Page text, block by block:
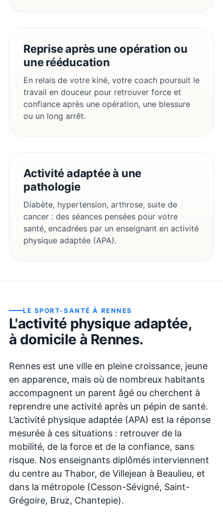
Reprise après une opération ou
une rééducation
En relais de votre kiné, votre coach poursuit le
travail en douceur pour retrouver force et
confiance après une opération, une blessure
ou un long arrêt.
Activité adaptée à une
pathologie
Diabète, hypertension, arthrose, suite de
cancer : des séances pensées pour votre
santé, encadrées par un enseignant en activité
physique adaptée (APA).
LE SPORT-SANTÉ À RENNES
L'activité physique adaptée,
à domicile à Rennes.
Rennes est une ville en pleine croissance, jeune
en apparence, mais où de nombreux habitants
accompagnent un parent âgé ou cherchent à
reprendre une activité après un pépin de santé.
L’activité physique adaptée (APA) est la réponse
mesurée à ces situations : retrouver de la
mobilité, de la force et de la confiance, sans
risque. Nos enseignants diplômés interviennent
du centre au Thabor, de Villejean à Beaulieu, et
dans la métropole (Cesson-Sévigné, Saint-
Grégoire, Bruz, Chantepie).